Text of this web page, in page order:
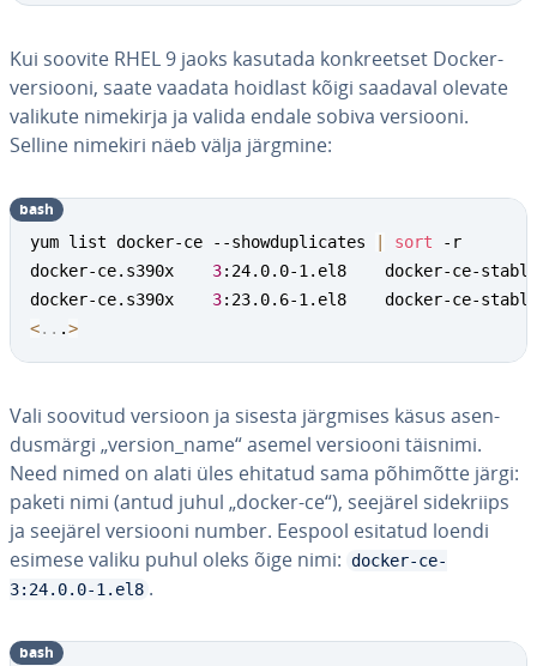
Kui soovite RHEL 9 jaoks kasutada konk­reet­set Docker-
versiooni, saate vaadata hoidlast kõigi saadaval olevate
valikute nimekirja ja valida endale sobiva versiooni.
Selline nimekiri näeb välja järgmine:
yum list docker-ce --showduplicates sort -r
docker-ce.s390x 3:24.0.0-1.el8    docker-ce-stable
docker-ce.s390x 3
<.. .>
bash
Vali soovitud versioon ja sisesta järgmises käsus asen­
dus­märgi „version_name“ asemel versiooni täisnimi.
Need nimed on alati üles ehitatud sama põhimõtte järgi:
paketi nimi (antud juhul „docker-ce“), seejärel si­de­kriips
ja seejärel versiooni number. Eespool esitatud loendi
esimese valiku puhul oleks õige nimi: docker-ce-
3:24.0.0-1.el8 .
bash